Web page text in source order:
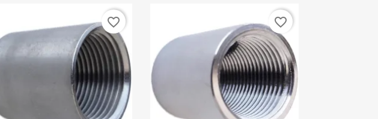
favorite_border favorite_border